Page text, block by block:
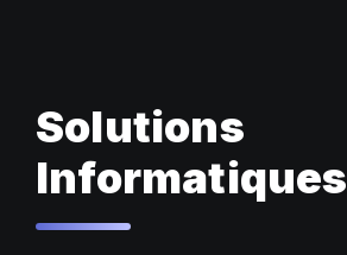
Solutions
Informatiques